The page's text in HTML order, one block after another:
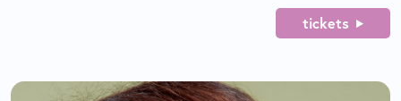
tickets